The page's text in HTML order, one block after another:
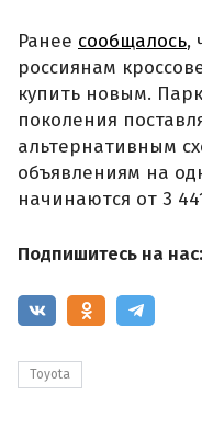
Ранее сообщалось,
россиянам
купить новым.
поколения
альтернативным
объявлениям на
начинаются от 3
Подпишитесь на нас:
Toyota